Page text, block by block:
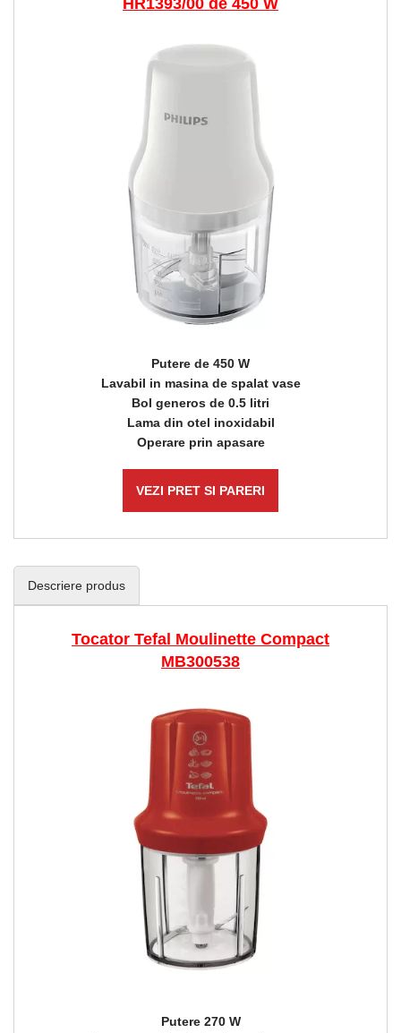
HR1393/00 de 450 W
Putere de 450 W
Lavabil in masina de spalat vase
Bol generos de 0.5 litri
Lama din otel inoxidabil
Operare prin apasare
VEZI PRET SI PARERI
Descriere produs
Tocator Tefal Moulinette Compact
MB300538
Putere 270 W